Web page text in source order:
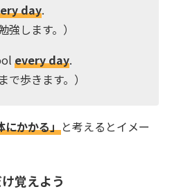
day.
強します。）
every day.
で歩きます。）
かかる」と考えるとイメー
覚えよう